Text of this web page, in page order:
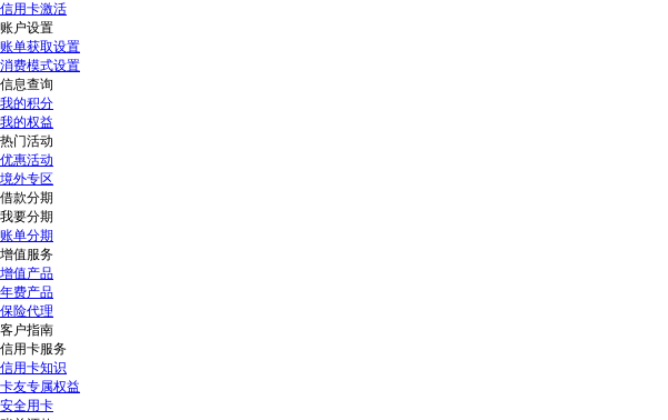
信用卡激活
账户设置
账单获取设置
消费模式设置
信息查询
我的积分
我的权益
热门活动
优惠活动
境外专区
借款分期
我要分期
账单分期
增值服务
增值产品
年费产品
保险代理
客户指南
信用卡服务
信用卡知识
卡友专属权益
安全用卡